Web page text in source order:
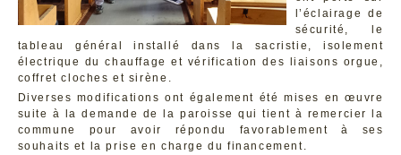
l’éclairage de
sécurité, le
tableau général installé dans la sacristie, isolement
électrique du chauffage et vérification des liaisons orgue,
coffret cloches et sirène.
Diverses modifications ont également été mises en œuvre
suite à la demande de la paroisse qui tient à remercier la
commune pour avoir répondu favorablement à ses
souhaits et la prise en charge du financement.